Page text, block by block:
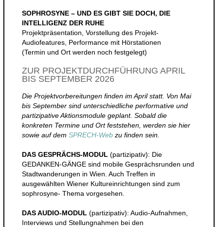
SOPHROSYNE – UND ES GIBT SIE DOCH, DIE
INTELLIGENZ DER RUHE
Projektpräsentation, Vorstellung des Projekt-
Audiofeatures, Performance mit Hörstationen
(Termin und Ort werden noch festgelegt)
ZUR PROJEKTDURCHFÜHRUNG APRIL
BIS SEPTEMBER 2026
Die Projektvorbereitungen finden im April statt. Von Mai
bis September sind unterschiedliche performative und
partizipative Aktionsmodule geplant. Sobald die
konkreten Termine und Ort feststehen, werden sie hier
sowie auf dem SPRECH-Webzu finden sein.
DAS GESPRÄCHS-MODUL (partizipativ): Die
GEDANKEN-GÄNGE sind mobile Gesprächsrunden und
Stadtwanderungen in Wien. Auch Treffen in
ausgewählten Wiener Kultureinrichtungen sind zum
sophrosyne- Thema vorgesehen.
DAS AUDIO-MODUL (partizipativ): Audio-Aufnahmen,
Interviews und Stellungnahmen bei den